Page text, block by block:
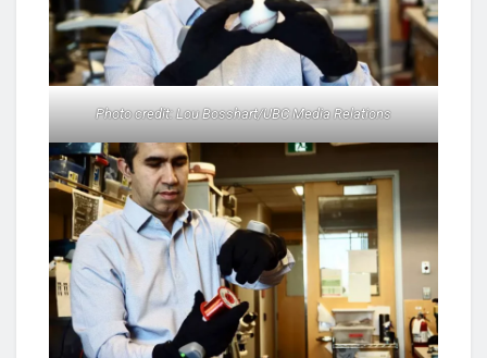
Photo credit: Lou Bosshart/UBC Media Relations